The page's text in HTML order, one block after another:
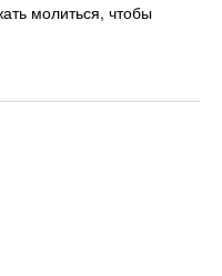
молиться, чтобы